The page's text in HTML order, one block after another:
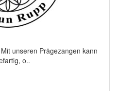
unseren Prägezangen kann
o..